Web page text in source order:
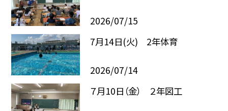
2026/07/15
7月14日(火) 2年体育
2026/07/14
７月10日（金） ２年図工